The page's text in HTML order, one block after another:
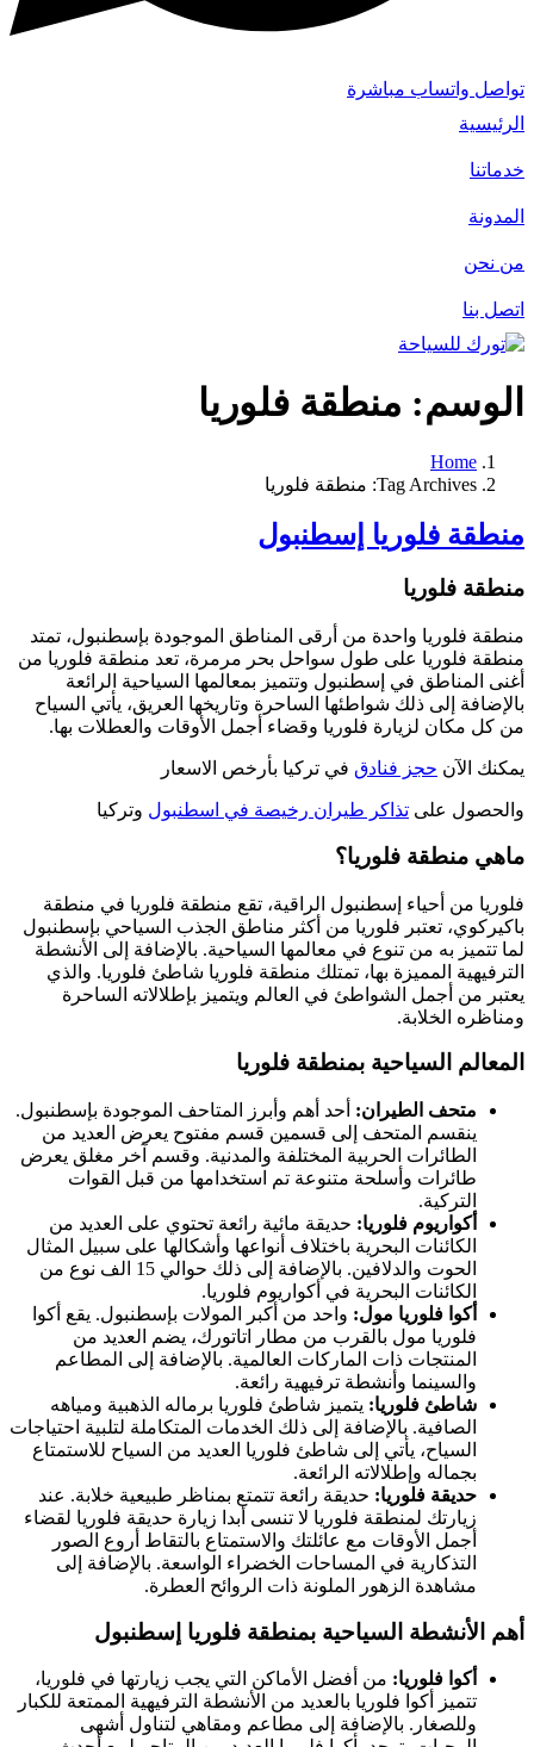
تواصل واتساب مباشرة
الرئيسية
خدماتنا
المدونة
من نحن
اتصل بنا
الوسم: منطقة فلوريا
Home
Tag Archives: منطقة فلوريا
منطقة فلوريا إسطنبول
منطقة فلوريا
منطقة فلوريا واحدة من أرقى المناطق الموجودة بإسطنبول، تمتد
منطقة فلوريا على طول سواحل بحر مرمرة، تعد منطقة فلوريا من
أغنى المناطق في إسطنبول وتتميز بمعالمها السياحية الرائعة
بالإضافة إلى ذلك شواطئها الساحرة وتاريخها العريق، يأتي السياح
من كل مكان لزيارة فلوريا وقضاء أجمل الأوقات والعطلات بها.
يمكنك الآن حجز فنادق في تركيا بأرخص الاسعار
والحصول على تذاكر طيران رخيصة في اسطنبول وتركيا
ماهي منطقة فلوريا؟
فلوريا من أحياء إسطنبول الراقية، تقع منطقة فلوريا في منطقة
باكيركوي، تعتبر فلوريا من أكثر مناطق الجذب السياحي بإسطنبول
لما تتميز به من تنوع في معالمها السياحية. بالإضافة إلى الأنشطة
الترفيهية المميزة بها، تمتلك منطقة فلوريا شاطئ فلوريا. والذي
يعتبر من أجمل الشواطئ في العالم ويتميز بإطلالاته الساحرة
ومناظره الخلابة.
المعالم السياحية بمنطقة فلوريا
متحف الطيران: أحد أهم وأبرز المتاحف الموجودة بإسطنبول.
ينقسم المتحف إلى قسمين قسم مفتوح يعرض العديد من
الطائرات الحربية المختلفة والمدنية. وقسم آخر مغلق يعرض
طائرات وأسلحة متنوعة تم استخدامها من قبل القوات
التركية.
أكواريوم فلوريا: حديقة مائية رائعة تحتوي على العديد من
الكائنات البحرية باختلاف أنواعها وأشكالها على سبيل المثال
الحوت والدلافين. بالإضافة إلى ذلك حوالي 15 الف نوع من
الكائنات البحرية في أكواريوم فلوريا.
أكوا فلوريا مول: واحد من أكبر المولات بإسطنبول. يقع أكوا
فلوريا مول بالقرب من مطار اتاتورك، يضم العديد من
المنتجات ذات الماركات العالمية. بالإضافة إلى المطاعم
والسينما وأنشطة ترفيهية رائعة.
شاطئ فلوريا: يتميز شاطئ فلوريا برماله الذهبية ومياهه
الصافية. بالإضافة إلى ذلك الخدمات المتكاملة لتلبية احتياجات
السياح، يأتي إلى شاطئ فلوريا العديد من السياح للاستمتاع
بجماله وإطلالاته الرائعة.
حديقة فلوريا: حديقة رائعة تتمتع بمناظر طبيعية خلابة. عند
زيارتك لمنطقة فلوريا لا تنسى أبدا زيارة حديقة فلوريا لقضاء
أجمل الأوقات مع عائلتك والاستمتاع بالتقاط أروع الصور
التذكارية في المساحات الخضراء الواسعة. بالإضافة إلى
مشاهدة الزهور الملونة ذات الروائح العطرة.
أهم الأنشطة السياحية بمنطقة فلوريا إسطنبول
أكوا فلوريا: من أفضل الأماكن التي يجب زيارتها في فلوريا،
تتميز أكوا فلوريا بالعديد من الأنشطة الترفيهية الممتعة للكبار
وللصغار. بالإضافة إلى مطاعم ومقاهي لتناول أشهى